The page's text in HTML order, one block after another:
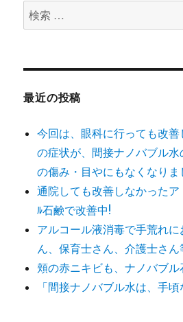
検
索
象:
最近の投稿
今回は、眼科に行っても改
の症状が、間接ナノバブル水
の傷み・目やにもなくなりま
通院しても改善しなかったア
ﾙ石鹸で改善中!
アルコール液消毒で手荒れに
ん、保育士さん、介護士さん
頬の赤ニキビも、ナノバブル
「間接ナノバブル水は、手頃